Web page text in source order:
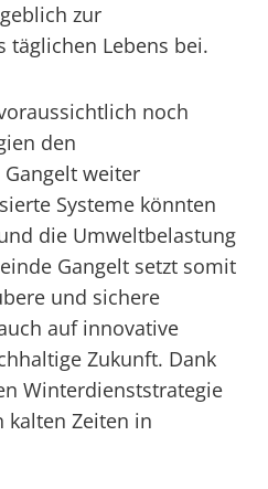
zur
täglichen Lebens bei.
noch
den
weiter
Systeme könnten
die Umweltbelastung
Gangelt setzt somit
und sichere
auf innovative
Zukunft. Dank
Winterdienststrategie
kalten Zeiten in